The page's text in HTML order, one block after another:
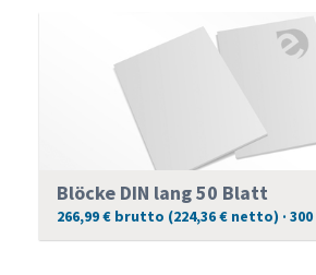
Blöcke DIN lang 50 Blatt